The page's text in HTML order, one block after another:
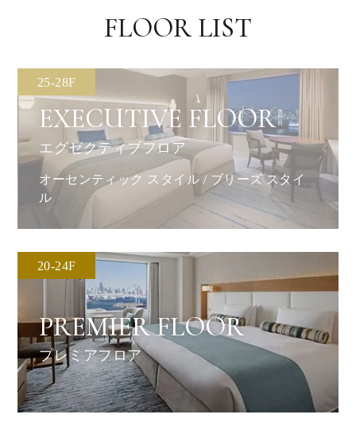
FLOOR LIST
25-28F
EXECUTIVE FLOOR
エグゼクティブフロア
オーセンティック スタイル / ブリーズ スタイ
ル
20-24F
PREMIER FLOOR
プレミアフロア